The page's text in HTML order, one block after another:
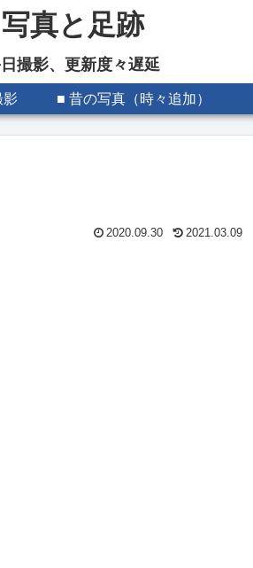
写真と足跡
撮影、更新度々遅延
影 ■ 昔の写真（時々追加）
2020.09.30 2021.03.09